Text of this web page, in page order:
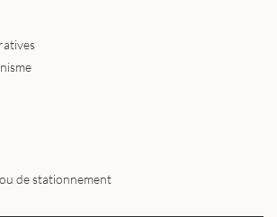
de stationnement